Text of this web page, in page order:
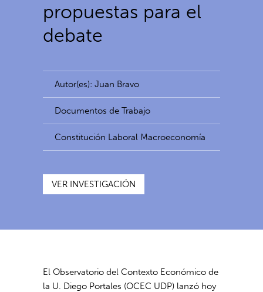
propuestas para el
debate
Autor(es): Juan Bravo
Documentos de Trabajo
Constitución Laboral Macroeconomía
VER INVESTIGACIÓN
El Observatorio del Contexto Económico de
la U. Diego Portales (OCEC UDP) lanzó hoy